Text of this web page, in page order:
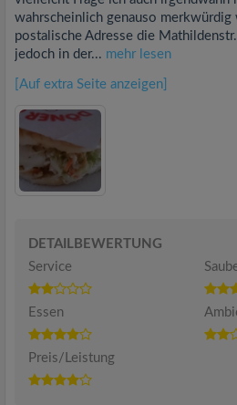
wahrscheinlich genauso merkwürdig
postalische Adresse die
jedoch in der... mehr lesen
[Auf extra Seite anzeigen]
DETAILBEWERTUNG
Service
Essen
Preis/Leistung